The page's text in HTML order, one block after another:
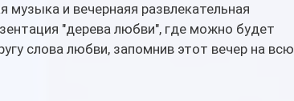
музыка и вечернаяя развлекательная
"дерева любви", где можно будет
слова любви, запомнив этот вечер на всю